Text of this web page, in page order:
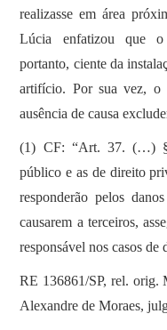
realizasse em área
Lúcia enfatizou que o
portanto, ciente da
artifício. Por sua vez, o
ausência de causa
(1) CF: “Art. 37. (…) §
público e as de direito
responderão pelos
causarem a terceiros,
responsável nos casos de
RE 136861/SP, rel. orig.
Alexandre de Moraes,